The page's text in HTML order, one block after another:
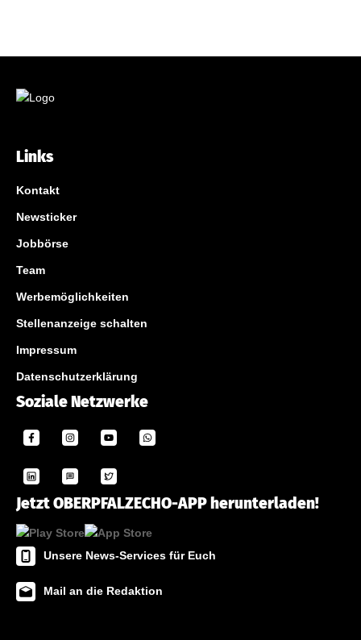
Links
Kontakt
Newsticker
Jobbörse
Team
Werbemöglichkeiten
Stellenanzeige schalten
Impressum
Datenschutzerklärung
Soziale Netzwerke
Jetzt OBERPFALZECHO-APP herunterladen!
Unsere News-Services für Euch
Mail an die Redaktion